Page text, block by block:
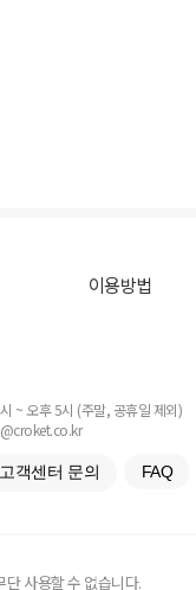
이용방법
~ 오후 5시 (주말, 공휴일 제외)
객센터 문의 FAQ
사용할 수 없습니다.